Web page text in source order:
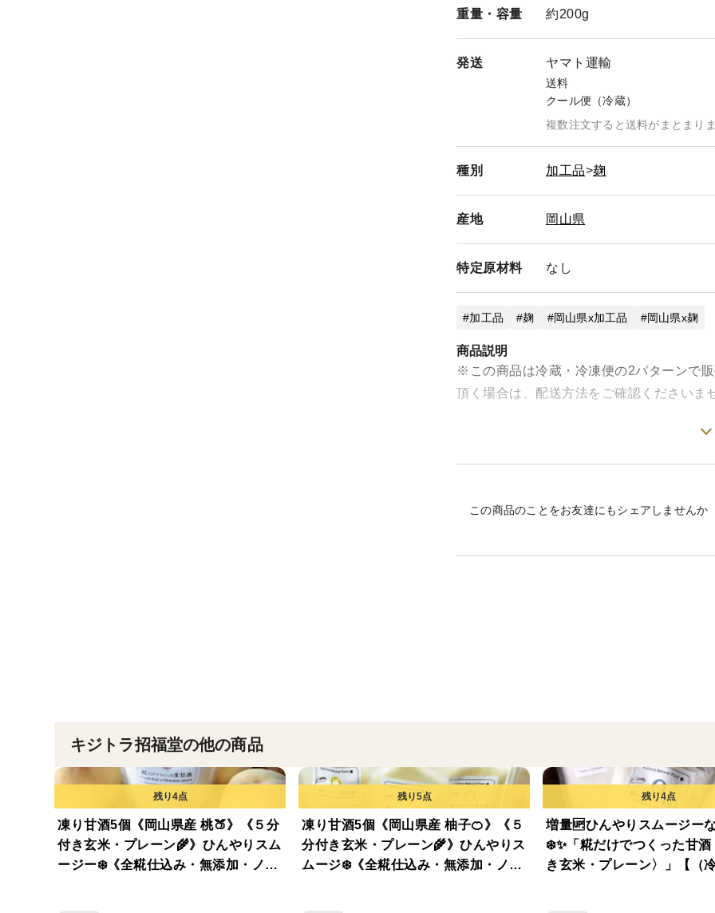
🆒手づくり玄米こうじの「生どぶろく🍶」
🆒冷凍生甘酒（ノンアルコール、プレーン、
https://www.tabechoku.com/products/270933
重量・ 容量 約200g
発送 ヤマト運輸
送料
クール便（冷蔵）
複数注文すると送料がまとまり
種別 加工品 麹
産地 岡山県
特定原材料 なし
加工品 麹 岡山県x加工品 岡山県x麹
商品説明
※この商品は冷蔵・冷凍便の2パターンで
頂く場合は、配送方法をご確認くださいま
自家製生糀と岡山県産にんにく、本醸造
昔ながらの知恵を大切に、食材の特性や
にんにくは地元・岡山県井原市大江町のま
音にんにく」をたっぷり使用しています。
晴れの国と称される岡山の温暖な風土がに
徴です。
この商品のことをお友達にもシェアしませんか
キジトラ招福堂の他の商品
凍り甘酒5個《岡山県産 桃🍑》《５分
付き玄米・プレーン🌾》ひんやりスム
ージー❄️《全糀仕込み・無添加・ノン
凍り甘酒5個《岡山県産 柚子🍊》《５
分付き玄米・プレーン🌾》ひんやりス
ムージ❄️《全糀仕込み・無添加・ノン
増量🆙ひんやりスムージー
❄️✨「糀だけでつくった甘酒
き玄米・プレーン〉」【（